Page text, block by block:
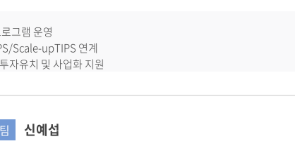
그램 운영
Scale-upTIPS 연계
자유치 및 사업화 지원
신예섭